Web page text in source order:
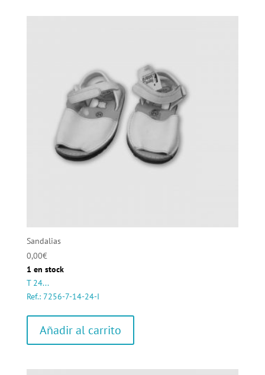
Sandalias
0,00€
1 en stock
T 24...
Ref.: 7256-7-14-24-I
Añadir al carrito